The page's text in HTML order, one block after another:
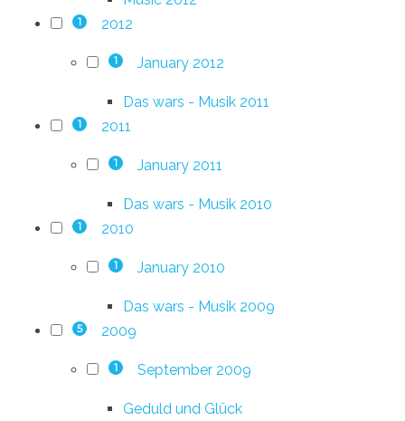
1 2012
1 January 2012
Das wars - Musik 2011
1 2011
1 January 2011
Das wars - Musik 2010
1 2010
1 January 2010
Das wars - Musik 2009
5 2009
1 September 2009
Geduld und Glück